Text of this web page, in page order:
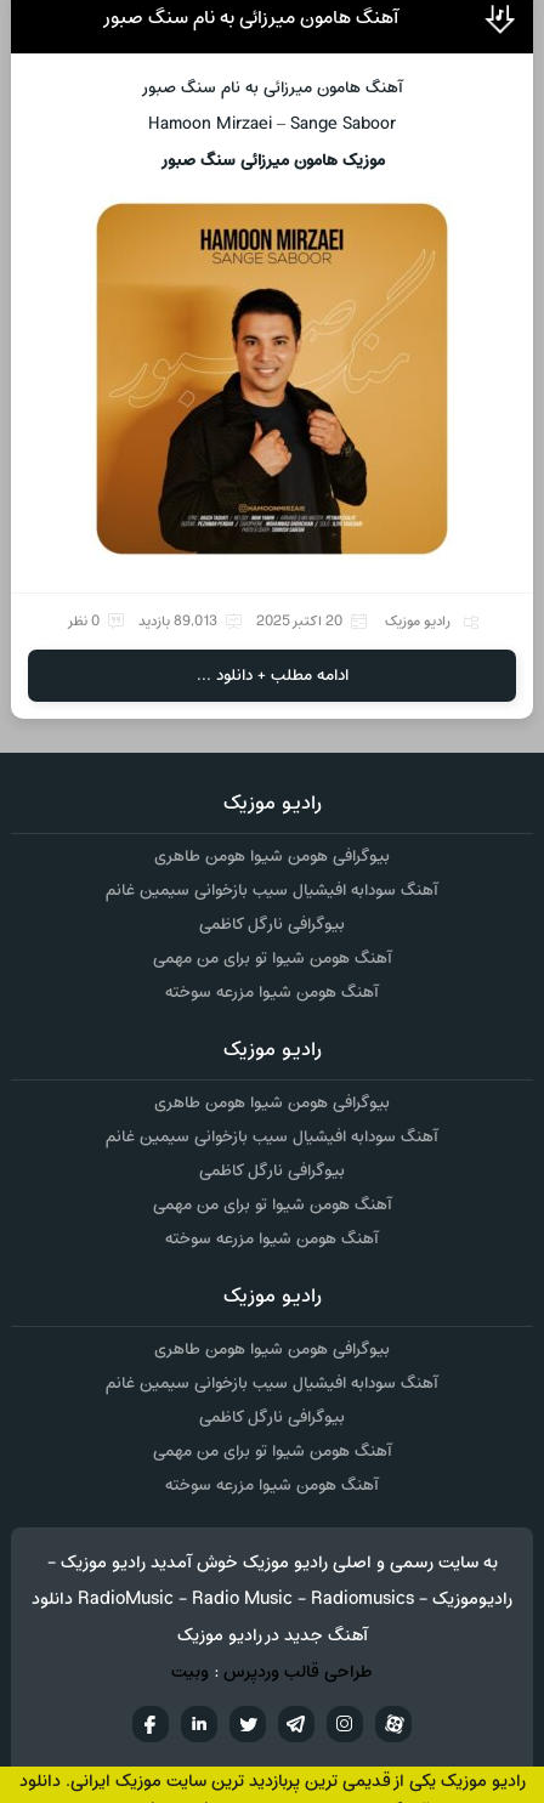
آهنگ هامون میرزائی به نام سنگ صبور
آهنگ هامون میرزائی به نام سنگ صبور
Hamoon Mirzaei – Sange Saboor
موزیک هامون میرزائی سنگ صبور
رادیو موزیک 20 اکتبر 2025 89,013 بازدید 0 نظر
ادامه مطلب + دانلود ...
رادیو موزیک
بیوگرافی هومن شیوا هومن طاهری
آهنگ سودابه افیشیال سیب بازخوانی سیمین غانم
بیوگرافی نارگل کاظمی
آهنگ هومن شیوا تو برای من مهمی
آهنگ هومن شیوا مزرعه سوخته
رادیو موزیک
بیوگرافی هومن شیوا هومن طاهری
آهنگ سودابه افیشیال سیب بازخوانی سیمین غانم
بیوگرافی نارگل کاظمی
آهنگ هومن شیوا تو برای من مهمی
آهنگ هومن شیوا مزرعه سوخته
رادیو موزیک
بیوگرافی هومن شیوا هومن طاهری
آهنگ سودابه افیشیال سیب بازخوانی سیمین غانم
بیوگرافی نارگل کاظمی
آهنگ هومن شیوا تو برای من مهمی
آهنگ هومن شیوا مزرعه سوخته
به سایت رسمی و اصلی رادیو موزیک خوش آمدید رادیو موزیک -
رادیوموزیک - RadioMusic - Radio Music - Radiomusics دانلود
آهنگ جدید در رادیو موزیک
طراحی قالب وردپرس: وبیت
تويترتلگراماینستاگرام
آپارات
رادیو موزیک یکی از قدیمی ترین پربازدید ترین سایت موزیک ایرانی. دانلود